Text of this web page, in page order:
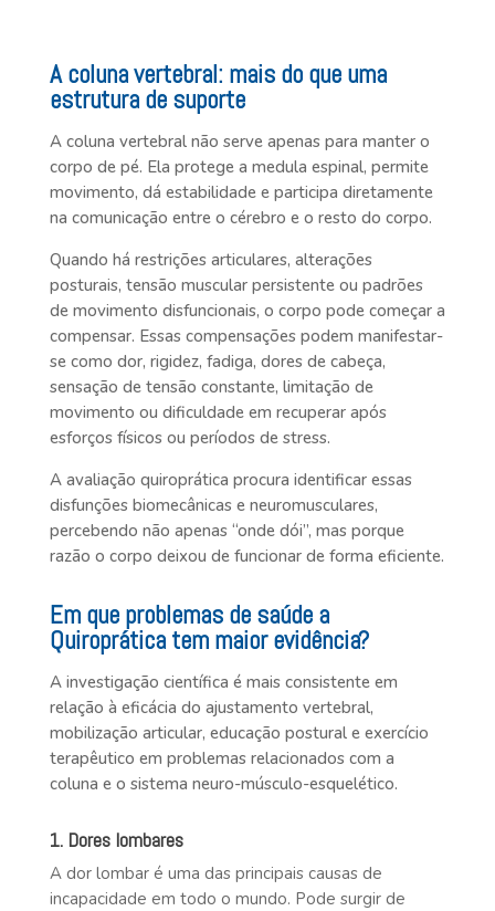
A coluna vertebral: mais do que uma
estrutura de suporte
A coluna vertebral não serve apenas para manter o
corpo de pé. Ela protege a medula espinal, permite
movimento, dá estabilidade e participa diretamente
na comunicação entre o cérebro e o resto do corpo.
Quando há restrições articulares, alterações
posturais, tensão muscular persistente ou padrões
de movimento disfuncionais, o corpo pode começar a
compensar. Essas compensações podem manifestar-
se como dor, rigidez, fadiga, dores de cabeça,
sensação de tensão constante, limitação de
movimento ou dificuldade em recuperar após
esforços físicos ou períodos de stress.
A avaliação quiroprática procura identificar essas
disfunções biomecânicas e neuromusculares,
percebendo não apenas “onde dói”, mas porque
razão o corpo deixou de funcionar de forma eficiente.
Em que problemas de saúde a
Quiroprática tem maior evidência?
A investigação científica é mais consistente em
relação à eficácia do ajustamento vertebral,
mobilização articular, educação postural e exercício
terapêutico em problemas relacionados com a
coluna e o sistema neuro-músculo-esquelético.
1. Dores lombares
A dor lombar é uma das principais causas de
incapacidade em todo o mundo. Pode surgir de